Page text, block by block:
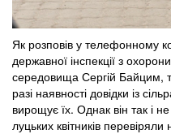
Як розповів у телефонному
державної інспекції з
середовища Сергій Байцим,
разі наявності довідки із
вирощує їх. Однак він так і
луцьких квітників